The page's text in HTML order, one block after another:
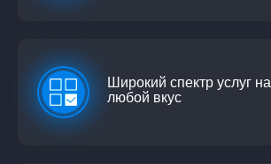
Широкий спектр услуг на
любой вкус